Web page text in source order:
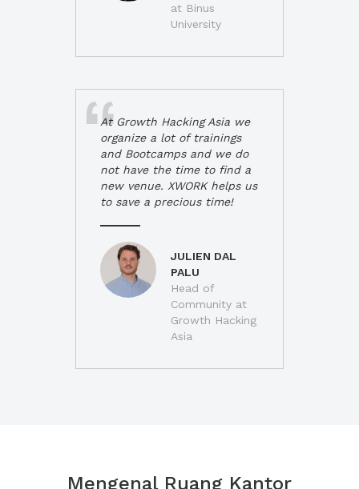
at Binus
University
At Growth Hacking Asia we
organize a lot of trainings
and Bootcamps and we do
not have the time to find a
new venue. XWORK helps us
to save a precious time!
JULIEN DAL
PALU
Head of
Community at
Growth Hacking
Asia
Mengenal Ruang Kantor